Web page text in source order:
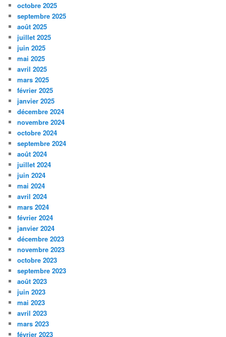
octobre 2025
septembre 2025
août 2025
juillet 2025
juin 2025
mai 2025
avril 2025
mars 2025
février 2025
janvier 2025
décembre 2024
novembre 2024
octobre 2024
septembre 2024
août 2024
juillet 2024
juin 2024
mai 2024
avril 2024
mars 2024
février 2024
janvier 2024
décembre 2023
novembre 2023
octobre 2023
septembre 2023
août 2023
juin 2023
mai 2023
avril 2023
mars 2023
février 2023